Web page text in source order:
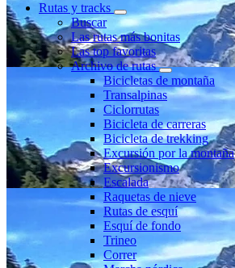
Rutas y tracks
Buscar
Las rutas más bonitas
Las top favoritas
Archivo de rutas
Bicicletas de montaña
Transalpinas
Ciclorrutas
Bicicleta de carreras
Bicicleta de trekking
Excursión por la montaña
Excursionismo
Escalada
Raquetas de nieve
Rutas de esquí
Esquí de fondo
Trineo
Correr